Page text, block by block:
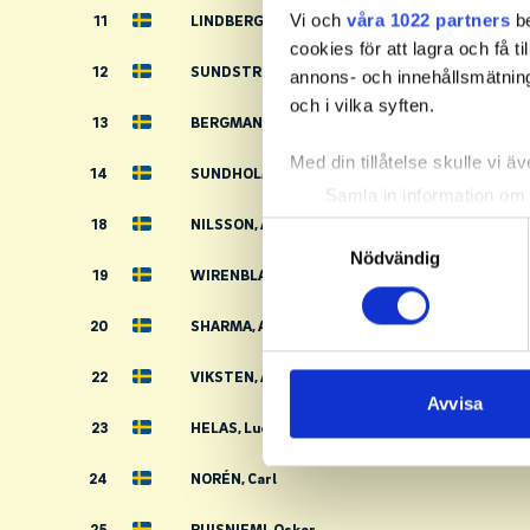
Vi och våra 1022 partners
cookies för att lagra och få
annons- och
och i vilka syften.
Med din tillåtelse skulle vi
Samla in information
Identifiera din enhet
Ta reda på mer om hur
eller dra tillbaka ditt
sociala medier och
till de sociala medier och
Samtyckesval
Nödvändig
Avvisa
11 LINDBERG, Harry
12 SUNDSTRÖM, Wilmer
13 BERGMAN, Ludvig
14 SUNDHOLM, Adrian
18 NILSSON, Albin
19 WIRENBLAD, Mattis
20 SHARMA, Alfred
22 VIKSTEN, Albin
23 HELAS, Lucas
24 NORÉN, Carl